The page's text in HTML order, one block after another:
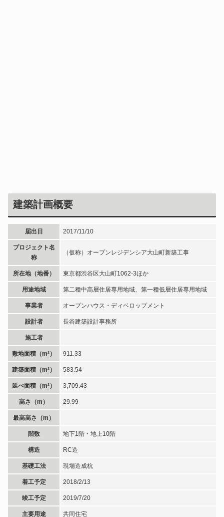
建築計画概要
届出日 2017/11/10
プロジェクト名
称
（仮称）オープンレジデンシア大山町新築工事
所在地（地番） 東京都渋谷区大山町1062-3ほか
用途地域 第二種中高層住居専用地域、第一種低層住居専用地域
事業者 オープンハウス・ディベロップメント
設計者 長谷建築設計事務所
施工者
敷地面積（m²） 911.33
建築面積（m²） 583.54
延べ面積（m²） 3,709.43
高さ（m） 29.99
最高高さ（m）
階数 地下1階・地上10階
構造 RC造
基礎工法 現場造成杭
着工予定 2018/2/13
竣工予定 2019/7/20
主要用途 共同住宅